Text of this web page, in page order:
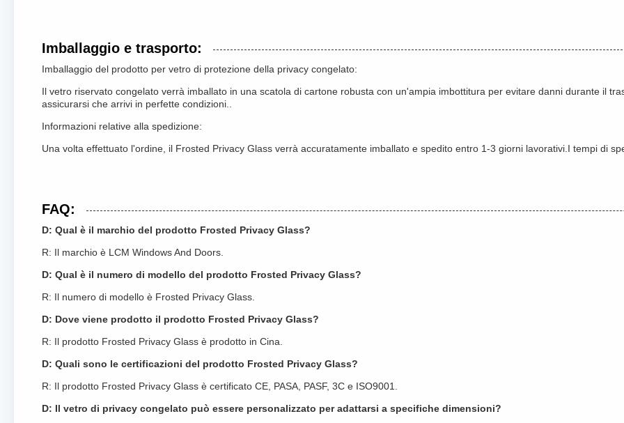
Imballaggio e trasporto:
Imballaggio del prodotto per vetro di protezione della privacy congelato:
Il vetro riservato congelato verrà imballato in una scatola di cartone robusta con un'ampia imbottitura per evitare danni durante il
assicurarsi che arrivi in perfette condizioni..
Informazioni relative alla spedizione:
Una volta effettuato l'ordine, il Frosted Privacy Glass verrà accuratamente imballato e spedito entro 1-3 giorni lavorativi.I tempi di
FAQ:
D: Qual è il marchio del prodotto Frosted Privacy Glass?
R: Il marchio è LCM Windows And Doors.
D: Qual è il numero di modello del prodotto Frosted Privacy Glass?
R: Il numero di modello è Frosted Privacy Glass.
D: Dove viene prodotto il prodotto Frosted Privacy Glass?
R: Il prodotto Frosted Privacy Glass è prodotto in Cina.
D: Quali sono le certificazioni del prodotto Frosted Privacy Glass?
R: Il prodotto Frosted Privacy Glass è certificato CE, PASA, PASF, 3C e ISO9001.
D: Il vetro di privacy congelato può essere personalizzato per adattarsi a specifiche dimensioni?